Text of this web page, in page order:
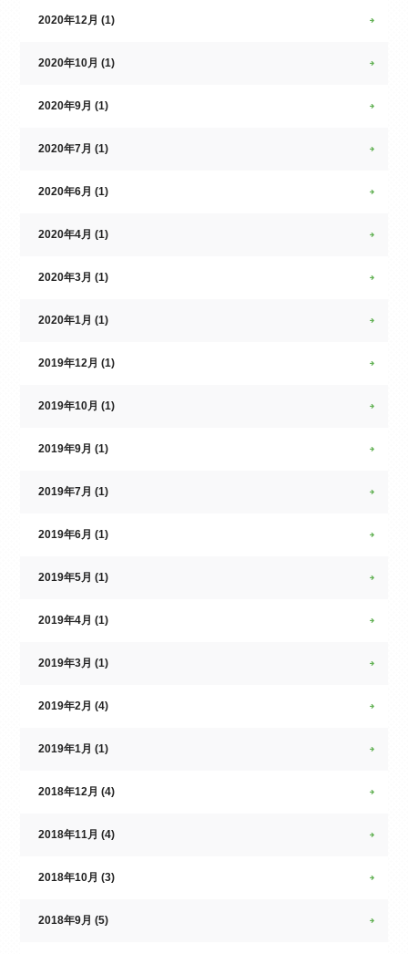
2020年12月 (1)
2020年10月 (1)
2020年9月 (1)
2020年7月 (1)
2020年6月 (1)
2020年4月 (1)
2020年3月 (1)
2020年1月 (1)
2019年12月 (1)
2019年10月 (1)
2019年9月 (1)
2019年7月 (1)
2019年6月 (1)
2019年5月 (1)
2019年4月 (1)
2019年3月 (1)
2019年2月 (4)
2019年1月 (1)
2018年12月 (4)
2018年11月 (4)
2018年10月 (3)
2018年9月 (5)